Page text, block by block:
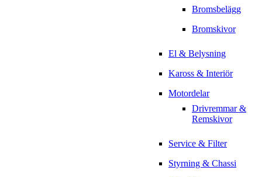
Bromsbelägg
Bromskivor
El & Belysning
Kaross & Interiör
Motordelar
Drivremmar &
Remskivor
Service & Filter
Styrning & Chassi